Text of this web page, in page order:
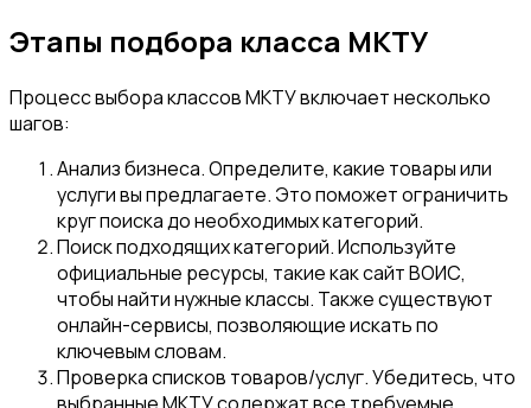
Этапы подбора класса МКТУ
Процесс выбора классов МКТУ включает несколько
шагов:
Анализ бизнеса. Определите, какие товары или
услуги вы предлагаете. Это поможет ограничить
круг поиска до необходимых категорий.
Поиск подходящих категорий. Используйте
официальные ресурсы, такие как сайт ВОИС,
чтобы найти нужные классы. Также существуют
онлайн-сервисы, позволяющие искать по
ключевым словам.
Проверка списков товаров/услуг. Убедитесь, что